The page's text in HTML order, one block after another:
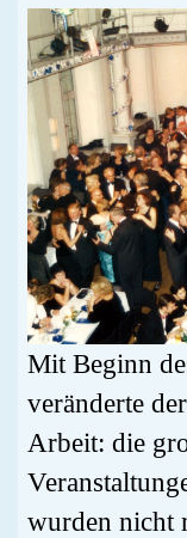
Mit Beginn
veränderte
Arbeit: die
wurden nicht